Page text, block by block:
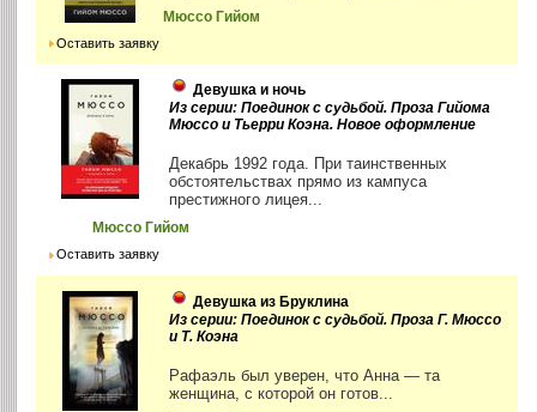
Мюссо Гийом
Оставить заявку
Девушка и ночь
Из серии: Поединок с судьбой. Проза Гийома
Мюссо и Тьерри Коэна. Новое оформление
Декабрь 1992 года. При таинственных
обстоятельствах прямо из кампуса
престижного лицея...
Мюссо Гийом
Оставить заявку
Девушка из Бруклина
Из серии: Поединок с судьбой. Проза Г. Мюссо
и Т. Коэна
Рафаэль был уверен, что Анна — та
женщина, с которой он готов...